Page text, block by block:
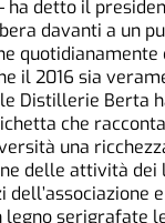
detto il
davanti a un
il 2016 sia
Distillerie Berta
che
una
delle attività
legno serigrafate